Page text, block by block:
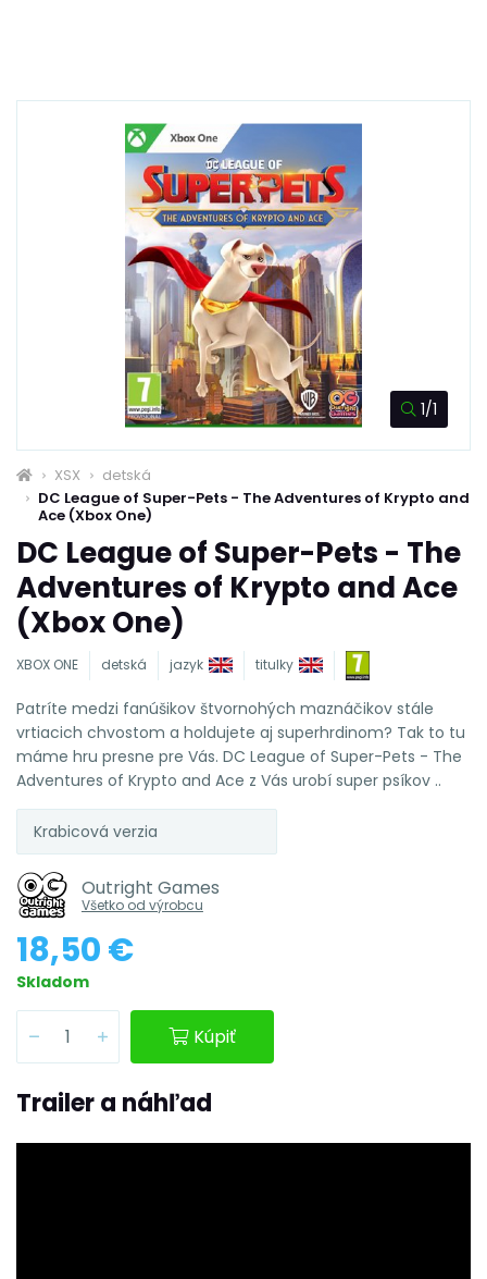
1/1
XSX
detská
DC League of Super-Pets - The Adventures of Krypto and
Ace (Xbox One)
DC League of Super-Pets - The
Adventures of Krypto and Ace
(Xbox One)
XBOX ONE detská jazyk titulky
Patríte medzi fanúšikov štvornohých maznáčikov stále
vrtiacich chvostom a holdujete aj superhrdinom? Tak to tu
máme hru presne pre Vás. DC League of Super-Pets - The
Adventures of Krypto and Ace z Vás urobí super psíkov ..
Krabicová verzia
Outright Games
Všetko od výrobcu
18,50 €
Skladom
Kúpiť
Trailer a náhľad